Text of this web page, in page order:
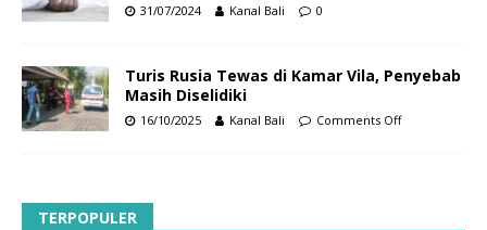
31/07/2024 Kanal Bali 0
Turis Rusia Tewas di Kamar Vila, Penyebab
Masih Diselidiki
16/10/2025 Kanal Bali Comments Off
TERPOPULER